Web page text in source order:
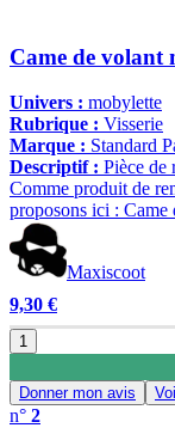
Came de
Univers : mobylette
Rubrique : Visserie
Marque : Standard
Descriptif : Pièce de
Comme produit de
proposons ici : Came
Maxiscoot
9,30 €
1
Donner mon avis
n° 2